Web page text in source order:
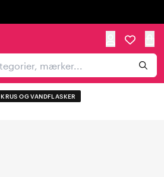
KRUS OG VANDFLASKER